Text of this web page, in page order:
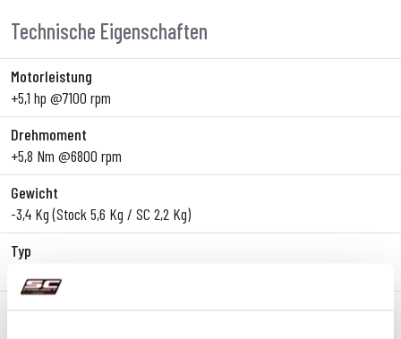
Technische Eigenschaften
Motorleistung
+5,1 hp @7100 rpm
Drehmoment
+5,8 Nm @6800 rpm
Gewicht
-3,4 Kg (Stock 5,6 Kg / SC 2,2 Kg)
Typ